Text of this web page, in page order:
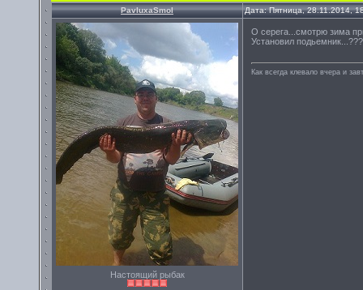
PavluxaSmol Дата: Пятница, 28.11.2014,
Настоящий рыбак
О серега...смотрю зима
Установил подьемник...???
Как всегда клевало вчера и